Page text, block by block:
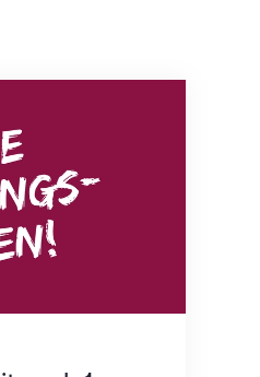
1. August 2026